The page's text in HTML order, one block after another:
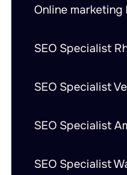
Online marketing
SEO Specialist
SEO Specialist
SEO Specialist
SEO Specialist